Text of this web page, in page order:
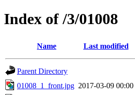
Index of /3/01008
Name Last modified
Parent Directory
01008_1_front.jpg 2017-03-09 00:00